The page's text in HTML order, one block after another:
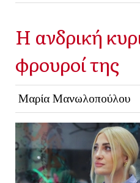
Η ανδρική
φρουροί της
Μαρία Μανωλοπούλου